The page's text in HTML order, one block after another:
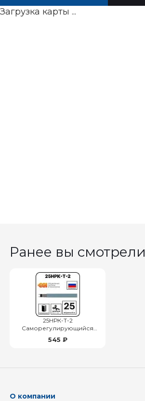
Загрузка карты ...
Ранее вы смотрели
25НРК-Т-2
Саморегулирующийся
нагревательный кабель
545 ₽
О компании